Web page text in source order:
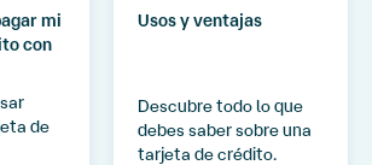
mi
con
de
Usos y ventajas
Descubre todo lo que
debes saber sobre una
tarjeta de crédito.